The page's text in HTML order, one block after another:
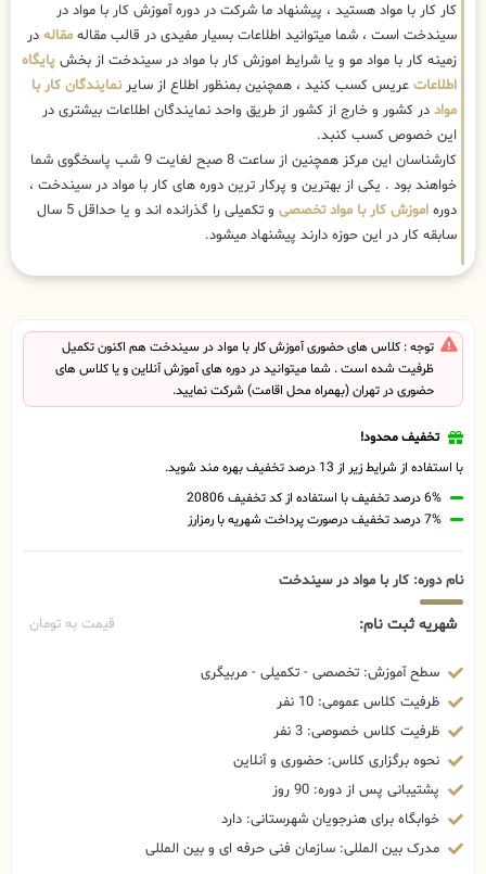
کار کار با مواد هستید ، پیشنهاد ما شرکت در دوره آموزش کار با مواد در
سیندخت است ، شما میتوانید اطلاعات بسیار مفیدی در قالب مقاله مقاله در
زمینه کار با مواد مو و یا شرایط اموزش کار با مواد در سیندخت از بخش پایگاه
اطلاعات عریس کسب کنید ، همچنین بمنظور اطلاع از سایرنمایندگان کار با
مواد در کشور و خارج از کشور از طریق واحد نمایندگان اطلاعات بیشتری در
این خصوص کسب کنبد.
کارشناسان این مرکز همچنین از ساعت 8 صبح لغایت 9 شب پاسخگوی شما
خواهند بود . یکی از بهترین و پرکار ترین دوره های کار با مواد در سیندخت ،
دوره اموزش کار با مواد تخصصی
و تکمیلی را گذرانده اند و یا حداقل 5 سال
سابقه کار در این حوزه دارند پیشنهاد میشود.
توجه : کلاس های حضوری آموزش کار با مواد در سیندخت هم اکنون تکمیل
ظرفیت شده است . شما میتوانید در دوره های آموزش آنلاین و یا کلاس های
حضوری در تهران (بهمراه محل اقامت) شرکت نمایید.
تخفیف محدود!
با استفاده از شرایط زیر از 13 درصد تخفیف بهره مند شوید.
6% درصد تخفیف با استفاده از کد تخفیف 20806
7% درصد تخفیف درصورت پرداخت شهریه با رمزارز
نام دوره: کار با مواد در سیندخت
شهریه ثبت نام: قیمت به تومان
سطح آموزش: تخصصی - تکمیلی - مربیگری
ظرفیت کلاس عمومی: 10 نفر
ظرفیت کلاس خصوصی: 3 نفر
نحوه برگزاری کلاس: حضوری و آنلاین
پشتیبانی پس از دوره: 90 روز
خوابگاه برای هنرجویان شهرستانی: دارد
مدرک بین المللی: سازمان فنی حرفه ای و بین المللی